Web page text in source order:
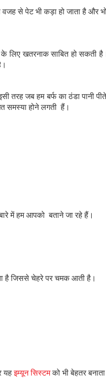
वजह से पेट भी कड़ा हो जाता है और
लिए खतरनाक साबित हो सकती
तरह जब हम बर्फ का ठंडा पानी
समस्या होने लगती हैं।
में हम आपको बताने जा रहे हैं।
है जिससे चेहरे पर चमक आती है।
यहइम्यून सिस्टमको भी बेहतर
No Thanks